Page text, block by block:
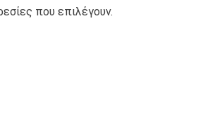
που επιλέγουν.